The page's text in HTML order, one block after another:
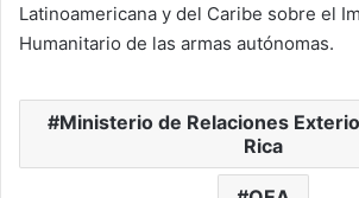
Latinoamericana y del Caribe sobre el
Humanitario de las armas autónomas.
Ministerio de Relaciones
Rica